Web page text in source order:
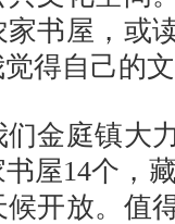
书屋，或
得自己的
庭镇大力
屋14个，
开放。值